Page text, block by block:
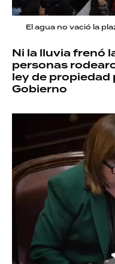
El agua no vació la
Ni la lluvia frenó
personas
ley de propiedad
Gobierno